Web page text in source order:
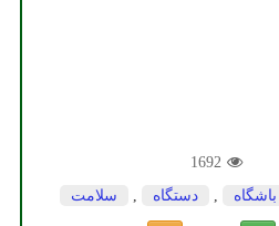
1692
باشگاه دستگاه سلامت